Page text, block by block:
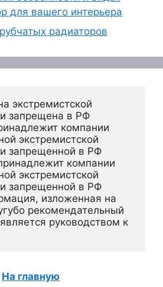
для вашего интерьера
радиаторов
экстремистской
запрещена в РФ
компании
экстремистской
запрещенной в РФ
компании
экстремистской
запрещенной в РФ
изложенная на
рекомендательный
руководством к
На главную